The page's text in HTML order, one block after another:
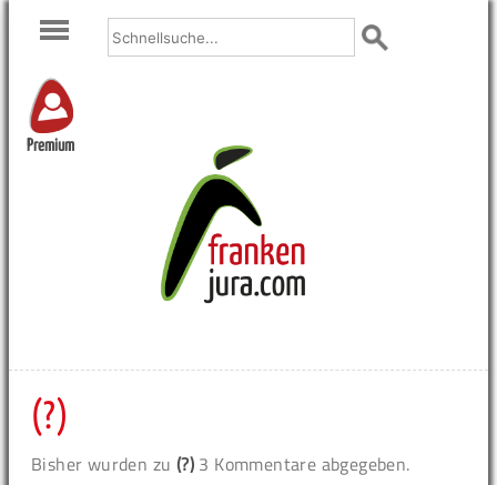
Premium
(?)
Bisher wurden zu (?) 3 Kommentare abgegeben.